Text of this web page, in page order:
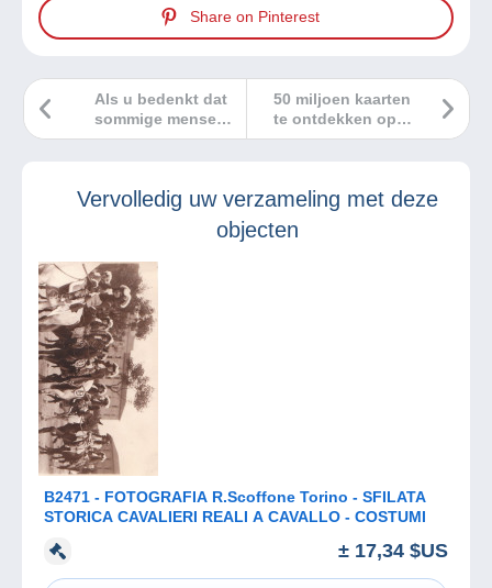
Share on Pinterest
50 miljoen kaarten
te ontdekken op
Delcampe!
Als u bedenkt dat
sommige mensen
een verzameling
Vervolledig uw verzameling met deze
objecten
B2471 - FOTOGRAFIA R.Scoffone Torino - SFILATA
STORICA CAVALIERI REALI A CAVALLO - COSTUMI
± 17,34 $US